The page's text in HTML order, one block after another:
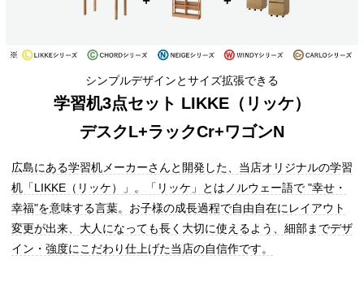
シンプルデザインとサイズ拡張できる
学習机3点セット LIKKE（リッケ）
デスクL+ラックCr+ワゴンN
広島にある学習机メーカーさんと開発した、当店オリジナルの学習
机「LIKKE（リッケ）」。「リッケ」とはノルウェー語で "幸せ・
幸福"を意味する言葉。お子様の成長過程で自由自在にレイアウト
変更が出来、大人になっても長く大切に使えるよう、細部までデザ
イン・強度にこだわり仕上げた当店の自信作です。